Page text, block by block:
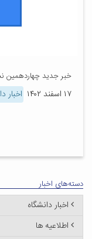
خبر جدید
۱۷ اسفند ۱۴۰۲ اخبار
دسته‌های اخبار
اخبار دانشگاه
اطلاعیه ها